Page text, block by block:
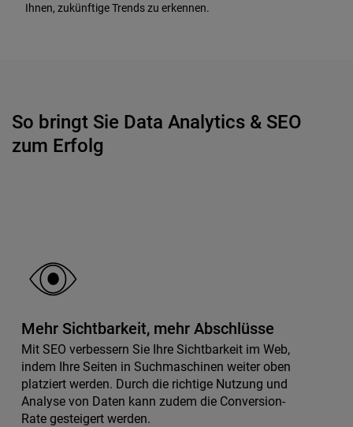
Ihnen, zukünftige Trends zu erkennen.
So bringt Sie Data Analytics & SEO
zum Erfolg
Mehr Sichtbarkeit, mehr Abschlüsse
Mit SEO verbessern Sie Ihre Sichtbarkeit im Web,
indem Ihre Seiten in Suchmaschinen weiter oben
platziert werden. Durch die richtige Nutzung und
Analyse von Daten kann zudem die Conversion-
Rate gesteigert werden.